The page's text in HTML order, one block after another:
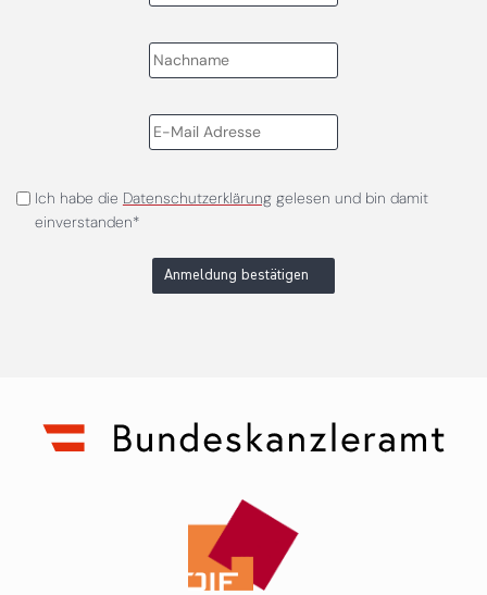
Ich habe die Datenschutzerklärunggelesen und bin damit
einverstanden*
Anmeldung bestätigen